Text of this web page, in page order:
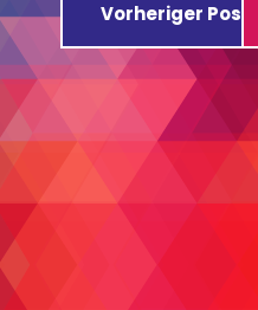
Vorheriger Post